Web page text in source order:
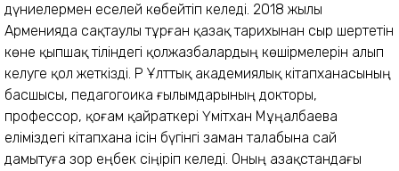
дүниелермен еселей көбейтіп келеді. 2018 жылы
Арменияда сақтаулы тұрған қазақ тарихынан сыр шертетін
көне қыпшақ тіліндегі қолжазбалардың көшірмелерін алып
келуге қол жеткізді. ҚР Ұлттық академиялық кітапханасының
басшысы, педагогоика ғылымдарының докторы,
профессор, қоғам қайраткері Үмітхан Мұңалбаева
еліміздегі кітапхана ісін бүгінгі заман талабына сай
дамытуға зор еңбек сіңіріп келеді. Оның Қазақстандағы